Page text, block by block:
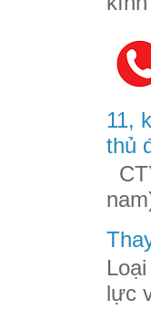
11,
thủ
lực